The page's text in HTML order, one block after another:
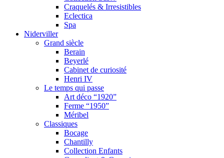
Craquelés & Irresistibles
Eclectica
Spa
Niderviller
Grand siècle
Berain
Beyerlé
Cabinet de curiosité
Henri IV
Le temps qui passe
Art déco “1920”
Ferme “1950”
Méribel
Classiques
Bocage
Chantilly
Collection Enfants